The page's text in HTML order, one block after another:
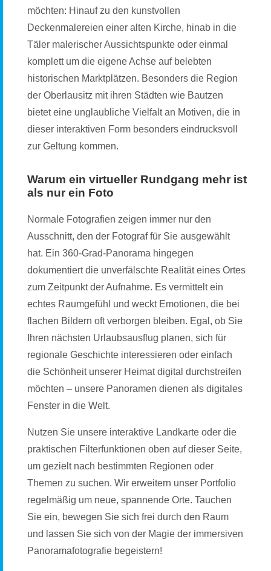
möchten: Hinauf zu den kunstvollen
Deckenmalereien einer alten Kirche, hinab in die
Täler malerischer Aussichtspunkte oder einmal
komplett um die eigene Achse auf belebten
historischen Marktplätzen. Besonders die Region
der Oberlausitz mit ihren Städten wie Bautzen
bietet eine unglaubliche Vielfalt an Motiven, die in
dieser interaktiven Form besonders eindrucksvoll
zur Geltung kommen.
Warum ein virtueller Rundgang mehr ist
als nur ein Foto
Normale Fotografien zeigen immer nur den
Ausschnitt, den der Fotograf für Sie ausgewählt
hat. Ein 360-Grad-Panorama hingegen
dokumentiert die unverfälschte Realität eines Ortes
zum Zeitpunkt der Aufnahme. Es vermittelt ein
echtes Raumgefühl und weckt Emotionen, die bei
flachen Bildern oft verborgen bleiben. Egal, ob Sie
Ihren nächsten Urlaubsausflug planen, sich für
regionale Geschichte interessieren oder einfach
die Schönheit unserer Heimat digital durchstreifen
möchten – unsere Panoramen dienen als digitales
Fenster in die Welt.
Nutzen Sie unsere interaktive Landkarte oder die
praktischen Filterfunktionen oben auf dieser Seite,
um gezielt nach bestimmten Regionen oder
Themen zu suchen. Wir erweitern unser Portfolio
regelmäßig um neue, spannende Orte. Tauchen
Sie ein, bewegen Sie sich frei durch den Raum
und lassen Sie sich von der Magie der immersiven
Panoramafotografie begeistern!